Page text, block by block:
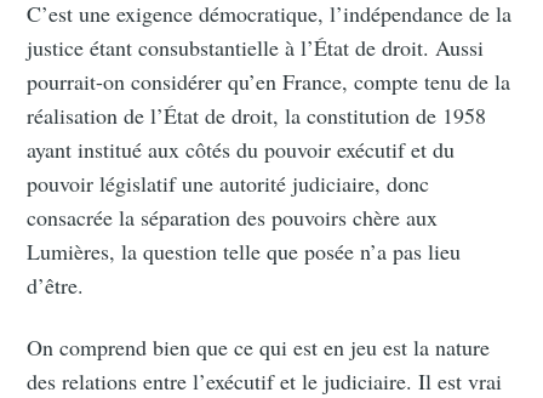
C’est une exigence démocratique, l’indépendance de la
justice étant consubstantielle à l’État de droit. Aussi
pourrait-on considérer qu’en France, compte tenu de la
réalisation de l’État de droit, la constitution de 1958
ayant institué aux côtés du pouvoir exécutif et du
pouvoir législatif une autorité judiciaire, donc
consacrée la séparation des pouvoirs chère aux
Lumières, la question telle que posée n’a pas lieu
d’être.
On comprend bien que ce qui est en jeu est la nature
des relations entre l’exécutif et le judiciaire. Il est vrai